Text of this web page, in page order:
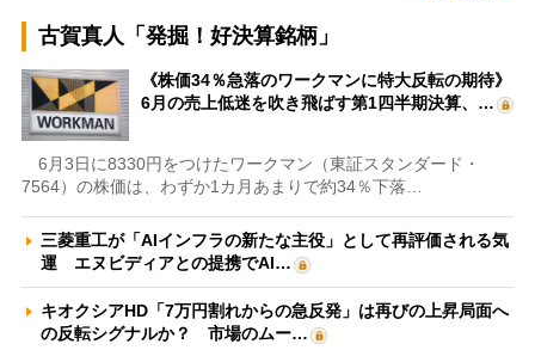
古賀真人「発掘！好決算銘柄」
《株価34％急落のワークマンに特大反転の期待》
6月の売上低迷を吹き飛ばす第1四半期決算、…
6月3日に8330円をつけたワークマン（東証スタンダード・
7564）の株価は、わずか1カ月あまりで約34％下落…
三菱重工が「AIインフラの新たな主役」として再評価される気
運 エヌビディアとの提携でAI…
キオクシアHD「7万円割れからの急反発」は再びの上昇局面へ
の反転シグナルか？ 市場のムー…